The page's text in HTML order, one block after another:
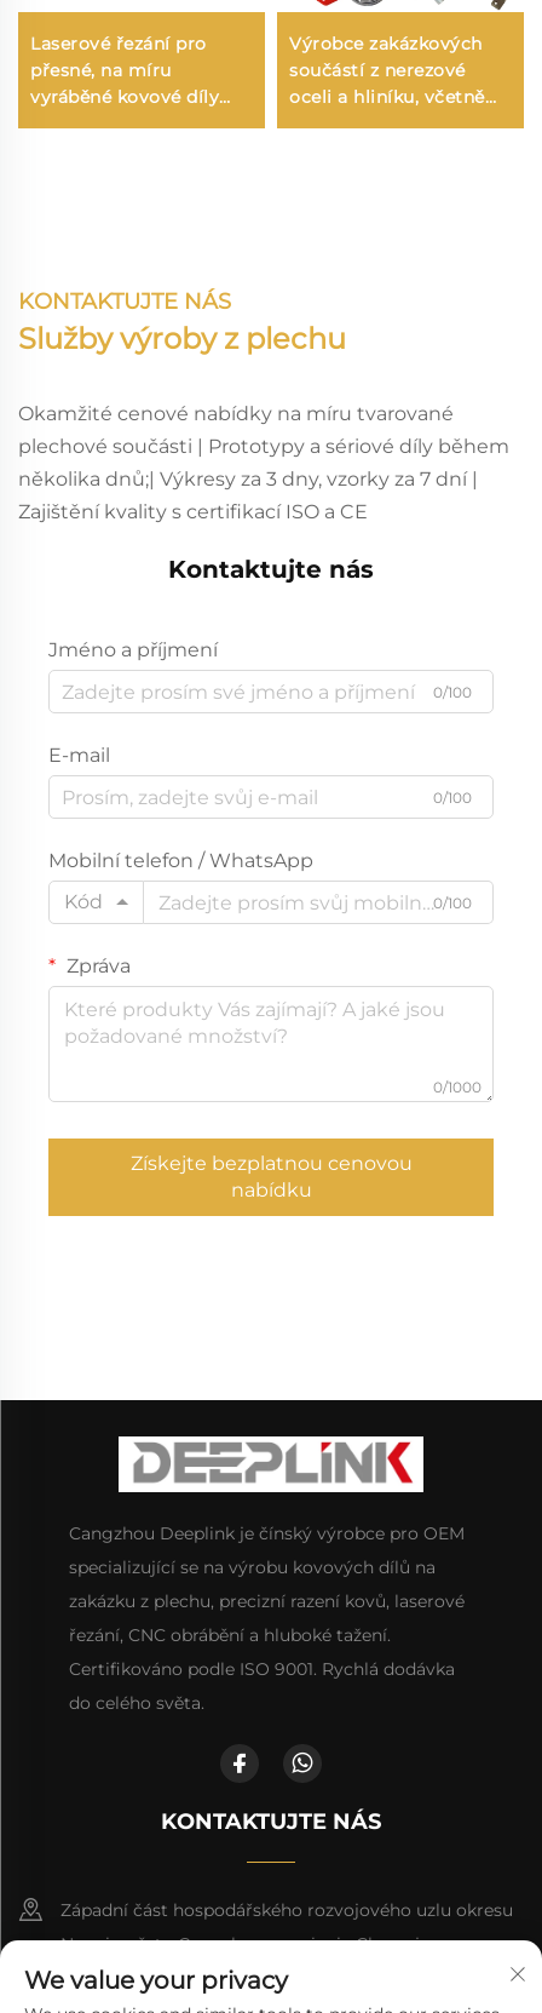
Laserové řezání pro
přesné, na míru
vyráběné kovové díly
řezané laserem
Výrobce zakázkových
součástí z nerezové
oceli a hliníku, včetně
laserového řezání,
KONTAKTUJTE NÁS
Služby výroby z plechu
Okamžité cenové nabídky na míru tvarované
plechové součásti | Prototypy a sériové díly během
několika dnů;| Výkresy za 3 dny, vzorky za 7 dní |
Zajištění kvality s certifikací ISO a CE
Kontaktujte nás
Jméno a příjmení
0/100
E-mail
0/100
Mobilní telefon / WhatsApp
Kód
0/100
Zpráva
0/1000
Získejte bezplatnou cenovou
nabídku
Cangzhou Deeplink je čínský výrobce pro OEM
specializující se na výrobu kovových dílů na
zakázku z plechu, precizní razení kovů, laserové
řezání, CNC obrábění a hluboké tažení.
Certifikováno podle ISO 9001. Rychlá dodávka
do celého světa.
KONTAKTUJTE NÁS
Západní část hospodářského rozvojového uzlu okresu
Nanpi, město Cangzhou, provincie Che-pej
+86-18617745678
We value your privacy